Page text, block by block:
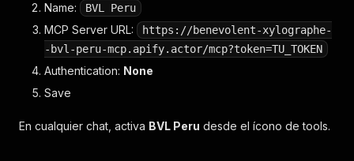
Name:
BVL Peru
MCP Server URL:
https://benevolent-xylographe-
-bvl-peru-mcp.apify.actor/mcp?token=TU_TOKEN
Authentication: None
Save
En cualquier chat, activa BVL Peru desde el ícono de tools.